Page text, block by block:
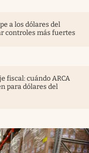
a los dólares del
controles más fuertes
fiscal: cuándo ARCA
para dólares del